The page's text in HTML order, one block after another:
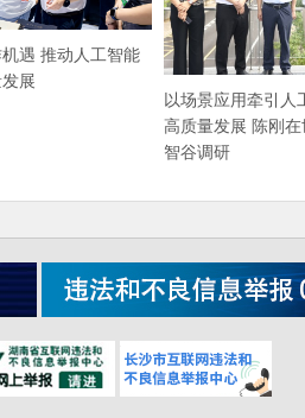
遇 推动人工智能
展
以场景应用牵引人
高质量发展 陈刚在
智谷调研